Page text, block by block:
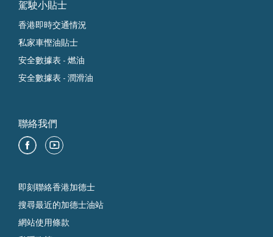
駕駛小貼士
香港即時交通情況
私家車慳油貼士
安全數據表 - 燃油
安全數據表 - 潤滑油
聯絡我們
即刻聯絡香港加德士
搜尋最近的加德士油站
網站使用條款